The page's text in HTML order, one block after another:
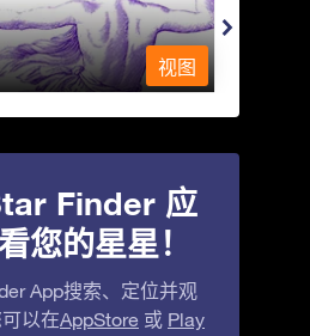
视图
Finder 应
您的星星！
App搜索、定位并观
以在AppStore 或 Play